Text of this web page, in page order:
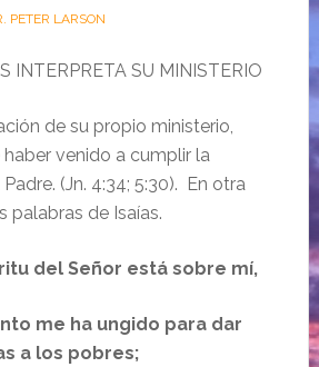
PETER LARSON
INTERPRETA SU MINISTERIO
de su propio ministerio,
venido a cumplir la
(Jn. 4:34; 5:30). En otra
palabras de Isaías.
del Señor está sobre mí,
me ha ungido para dar
a los pobres;